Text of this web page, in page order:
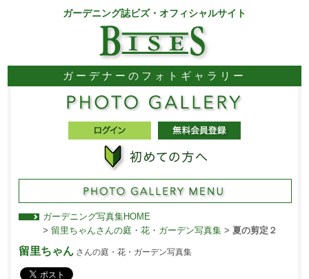
ガーデニング誌ビズ・オフィシャルサイト
ガーデナーのフォトギャラリー
ガーデニング写真集HOME
> 留里ちゃんさんの庭・花・ガーデン写真集> 夏の剪定２
留里ちゃんさんの庭・花・ガーデン写真集